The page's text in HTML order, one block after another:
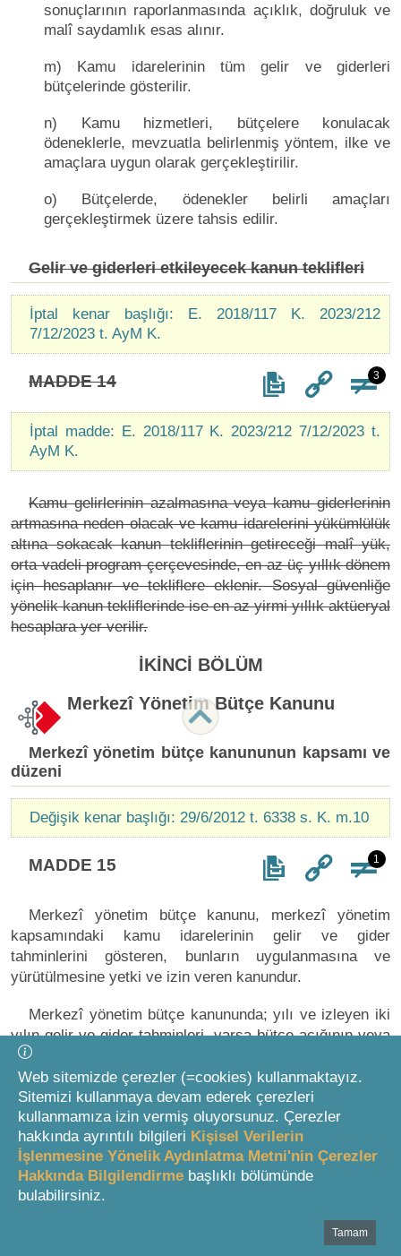
sonuçlarının raporlanmasında açıklık, doğruluk ve
malî saydamlık esas alınır.
m) Kamu idarelerinin tüm gelir ve giderleri
bütçelerinde gösterilir.
n) Kamu hizmetleri, bütçelere konulacak
ödeneklerle, mevzuatla belirlenmiş yöntem, ilke ve
amaçlara uygun olarak gerçekleştirilir.
o) Bütçelerde, ödenekler belirli amaçları
gerçekleştirmek üzere tahsis edilir.
Gelir ve giderleri etkileyecek kanun teklifleri
İptal kenar başlığı: E. 2018/117 K. 2023/212
7/12/2023 t. AyM K.
MADDE 14 3
İptal madde: E. 2018/117 K. 2023/212 7/12/2023 t.
AyM K.
Kamu gelirlerinin azalmasına veya kamu giderlerinin
artmasına neden olacak ve kamu idarelerini yükümlülük
altına sokacak kanun tekliflerinin getireceği malî yük,
orta vadeli program çerçevesinde, en az üç yıllık dönem
için hesaplanır ve tekliflere eklenir. Sosyal güvenliğe
yönelik kanun tekliflerinde ise en az yirmi yıllık aktüeryal
hesaplara yer verilir.
İKİNCİ BÖLÜM
Merkezî Yönetim Bütçe Kanunu
Merkezî yönetim bütçe kanununun kapsamı ve
düzeni
Değişik kenar başlığı: 29/6/2012 t. 6338 s. K. m.10
MADDE 15 1
Merkezî yönetim bütçe kanunu, merkezî yönetim
kapsamındaki kamu idarelerinin gelir ve gider
tahminlerini gösteren, bunların uygulanmasına ve
yürütülmesine yetki ve izin veren kanundur.
Merkezî yönetim bütçe kanununda; yılı ve izleyen iki
yılın gelir ve gider tahminleri, varsa bütçe açığının veya
fazlasının tutarı, açığın nasıl kapatılacağı veya fazlanın
nasıl kullanılacağı, vergi muafiyeti, istisnası ve
indirimleri ile benzeri uygulamalar nedeniyle vazgeçilen
vergi gelirleri, borçlanma ve garanti sınırları, bütçelerin
uygulanmasında tanınacak yetkiler, bağlı cetveller, malî
yıl içinde gelir ve giderlere yönelik olarak uygulanacak
hükümler yer alır. Merkezî yönetim kapsamındaki kamu
idarelerinin her birinin gelir-gider tahminleri, merkezî
yönetim bütçe kanununda ayrı bölüm veya cetvellerde
Web sitemizde çerezler (=cookies) kullanmaktayız.
Sitemizi kullanmaya devam ederek çerezleri
kullanmamıza izin vermiş oluyorsunuz. Çerezler
hakkında ayrıntılı bilgileri Kişisel Verilerin
İşlenmesine Yönelik Aydınlatma Metni'nin Çerezler
Hakkında Bilgilendirme başlıklı bölümünde
bulabilirsiniz.
Tamam